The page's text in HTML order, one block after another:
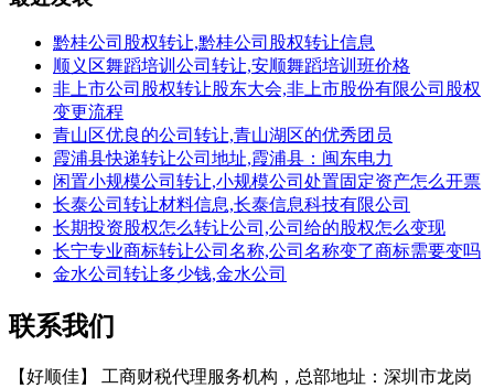
黔桂公司股权转让,黔桂公司股权转让信息
顺义区舞蹈培训公司转让,安顺舞蹈培训班价格
非上市公司股权转让股东大会,非上市股份有限公司股权
变更流程
青山区优良的公司转让,青山湖区的优秀团员
霞浦县快递转让公司地址,霞浦县：闽东电力
闲置小规模公司转让,小规模公司处置固定资产怎么开票
长泰公司转让材料信息,长泰信息科技有限公司
长期投资股权怎么转让公司,公司给的股权怎么变现
长宁专业商标转让公司名称,公司名称变了商标需要变吗
金水公司转让多少钱,金水公司
联系我们
【好顺佳】 工商财税代理服务机构，总部地址：深圳市龙岗